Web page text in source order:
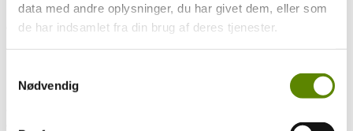
data med andre oplysninger, du har givet dem, eller som
de har indsamlet fra din brug af deres tjenester.
Nødvendig
Domainets marker er beliggende i den sydlige del af Meursault, og
grænser lige op til Puligny-Montrachet.
Det er med stor respekt for de enkelte terroirs at Vincent i dag laver
med sin far Yves for at overtage styringen alene fra 2003.
Hovedparten af deres besiddelser er beliggende i Meursault, og
efter organiske principper dog har de ikke en decideret certificering,